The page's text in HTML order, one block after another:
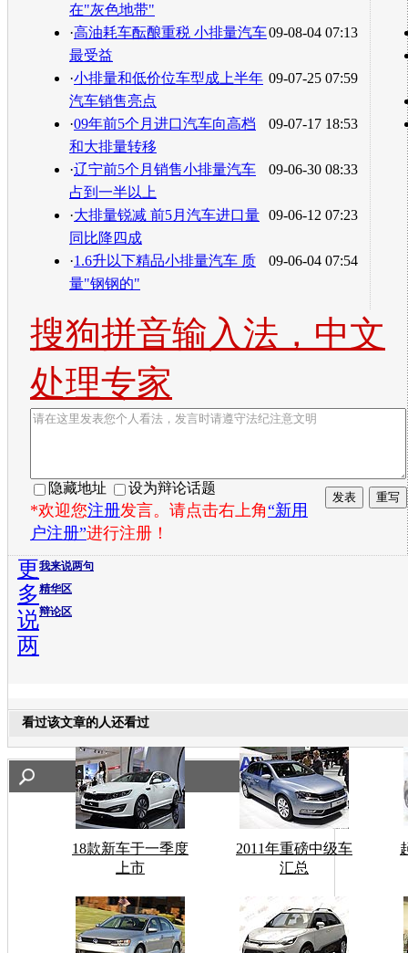
在"灰色地带"
09-08-04 07:13
·高油耗车酝酿重税 小排量汽车
最受益
09-07-25 07:59
·小排量和低价位车型成上半年
汽车销售亮点
09-07-17 18:53
·09年前5个月进口汽车向高档
和大排量转移
09-06-30 08:33
·辽宁前5个月销售小排量汽车
占到一半以上
09-06-12 07:23
·大排量锐减 前5月汽车进口量
同比降四成
09-06-04 07:54
·1.6升以下精品小排量汽车 质
量"钢钢的"
搜狗拼音输入法，中文
处理专家
隐藏地址 设为辩论话题
*欢迎您注册发言。请点击右上角“新用
户注册”进行注册！
我来说两句
精华区
辩论区
更
多
说
两
看过该文章的人还看过
18款新车于一季度
上市
2011年重磅中级车
汇总